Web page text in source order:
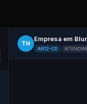
TH
Empresa em
AB12-CD